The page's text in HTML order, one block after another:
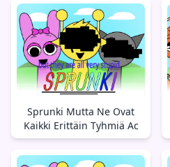
Sprunki Mutta Ne Ovat
Kaikki Erittäin Tyhmiä Ac